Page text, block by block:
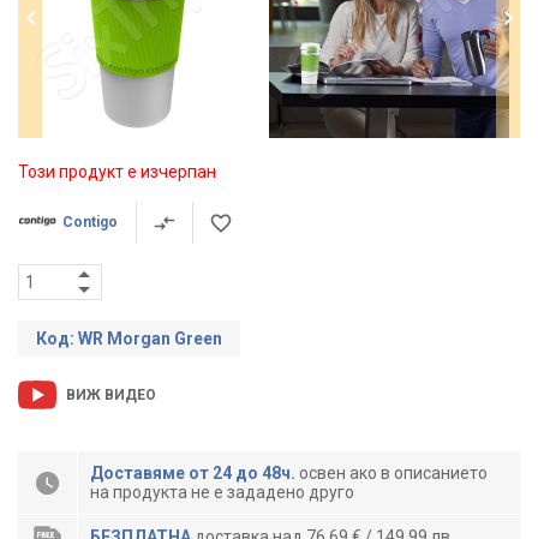
Този продукт е изчерпан
Contigo
Код: WR Morgan Green
ВИЖ ВИДЕО
Доставяме от 24 до 48ч. освен ако в описанието
на продукта не е зададено друго